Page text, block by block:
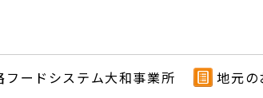
フードシステム大和事業所 地元の